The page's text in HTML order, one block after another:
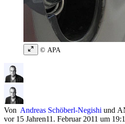
© APA
Von Andreas Schöberl-Negishi und
vor 15 Jahren11. Februar 2011 um